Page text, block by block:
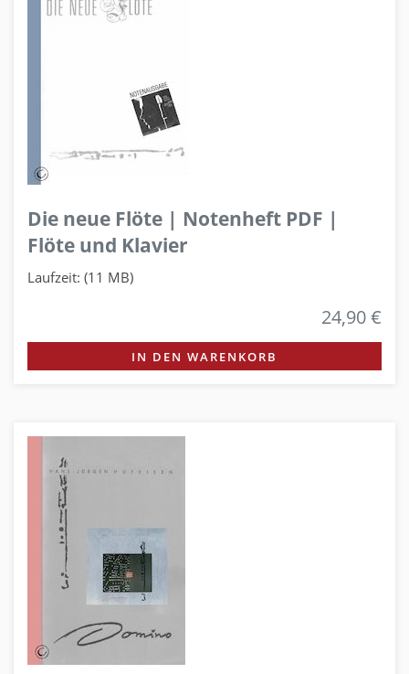
Die neue Flöte | Notenheft PDF |
Flöte und Klavier
Laufzeit: (11 MB)
24,90 €
IN DEN WARENKORB